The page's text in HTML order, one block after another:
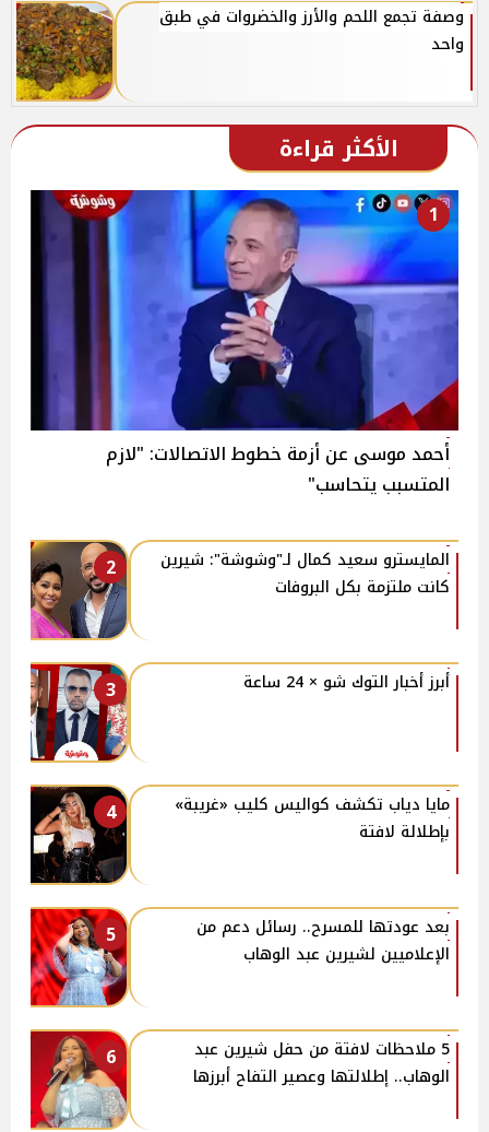
وصفة تجمع اللحم والأرز والخضروات في طبق
واحد
الأكثر قراءة
1
أحمد موسى عن أزمة خطوط الاتصالات: "لازم
المتسبب يتحاسب"
2
المايسترو سعيد كمال لـ"وشوشة": شيرين
كانت ملتزمة بكل البروفات
3 أبرز أخبار التوك شو × 24 ساعة
4
مايا دياب تكشف كواليس كليب «غريبة»
بإطلالة لافتة
5
بعد عودتها للمسرح.. رسائل دعم من
الإعلاميين لشيرين عبد الوهاب
6
5 ملاحظات لافتة من حفل شيرين عبد
الوهاب.. إطلالتها وعصير التفاح أبرزها